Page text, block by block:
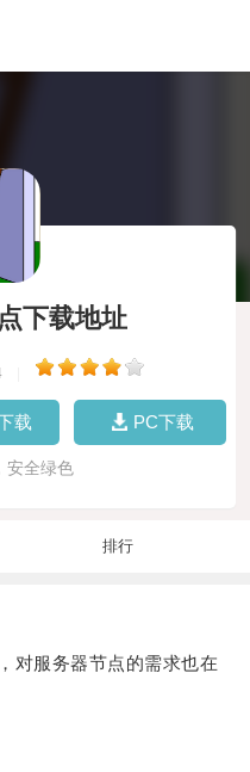
下载地址
载 PC下载
安全绿色
排行
服务器节点的需求也在